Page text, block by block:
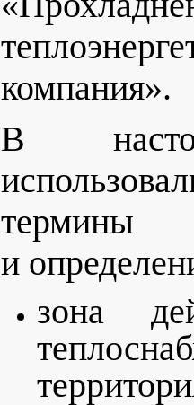
компания».
В
термины
и
зона